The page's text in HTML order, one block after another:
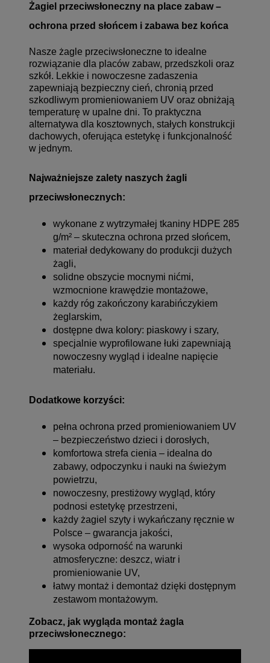
Żagiel przeciwsłoneczny na place zabaw –
ochrona przed słońcem i zabawa bez końca
Nasze żagle przeciwsłoneczne to idealne
rozwiązanie dla placów zabaw, przedszkoli oraz
szkół. Lekkie i nowoczesne zadaszenia
zapewniają bezpieczny cień, chronią przed
szkodliwym promieniowaniem UV oraz obniżają
temperaturę w upalne dni. To praktyczna
alternatywa dla kosztownych, stałych konstrukcji
dachowych, oferująca estetykę i funkcjonalność
w jednym.
Najważniejsze zalety naszych żagli
przeciwsłonecznych:
wykonane z wytrzymałej tkaniny HDPE 285
g/m² – skuteczna ochrona przed słońcem,
materiał dedykowany do produkcji dużych
żagli,
solidne obszycie mocnymi nićmi,
wzmocnione krawędzie montażowe,
każdy róg zakończony karabińczykiem
żeglarskim,
dostępne dwa kolory: piaskowy i szary,
specjalnie wyprofilowane łuki zapewniają
nowoczesny wygląd i idealne napięcie
materiału.
Dodatkowe korzyści:
pełna ochrona przed promieniowaniem UV
– bezpieczeństwo dzieci i dorosłych,
komfortowa strefa cienia – idealna do
zabawy, odpoczynku i nauki na świeżym
powietrzu,
nowoczesny, prestiżowy wygląd, który
podnosi estetykę przestrzeni,
każdy żagiel szyty i wykańczany ręcznie w
Polsce – gwarancja jakości,
wysoka odporność na warunki
atmosferyczne: deszcz, wiatr i
promieniowanie UV,
łatwy montaż i demontaż dzięki dostępnym
zestawom montażowym.
Zobacz, jak wygląda montaż żagla
przeciwsłonecznego: